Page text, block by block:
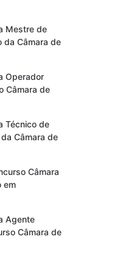
Mestre de
da Câmara de
Operador
Câmara de
Técnico de
Câmara de
Câmara
em
Agente
Câmara de